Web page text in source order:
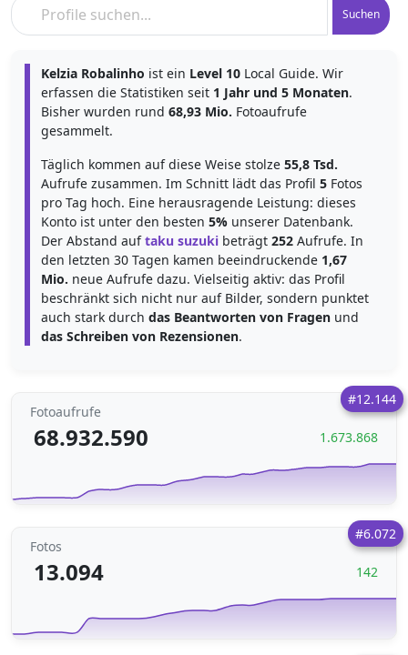
Suchen
Kelzia Robalinho ist ein Level 10 Local Guide. Wir
erfassen die Statistiken seit 1 Jahr und 5 Monaten.
Bisher wurden rund 68,93 Mio. Fotoaufrufe
gesammelt.
Täglich kommen auf diese Weise stolze 55,8 Tsd.
Aufrufe zusammen. Im Schnitt lädt das Profil 5 Fotos
pro Tag hoch. Eine herausragende Leistung: dieses
Konto ist unter den besten 5% unserer Datenbank.
Der Abstand auftaku suzuki beträgt 252 Aufrufe. In
den letzten 30 Tagen kamen beeindruckende 1,67
Mio. neue Aufrufe dazu. Vielseitig aktiv: das Profil
beschränkt sich nicht nur auf Bilder, sondern punktet
auch stark durch das Beantworten von Fragen und
das Schreiben von Rezensionen.
#12.144
Fotoaufrufe
68.932.590 1.673.868
#6.072
Fotos
13.094 142